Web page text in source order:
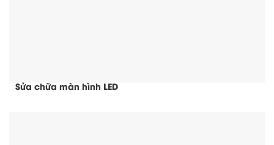
Sửa chữa màn hình LED